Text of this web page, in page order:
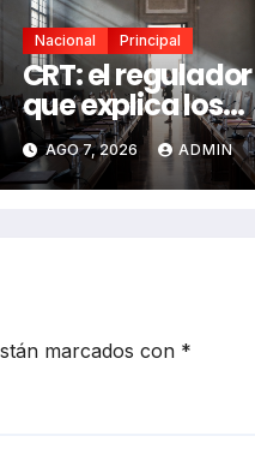
Nacional Principal
CRT: el regulador
que explica los
lineamientos
no los defiende
AGO 7, 2026 ADMIN
marcados con *